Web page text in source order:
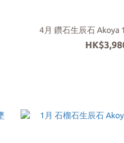
4月 鑽石生辰石 Akoya